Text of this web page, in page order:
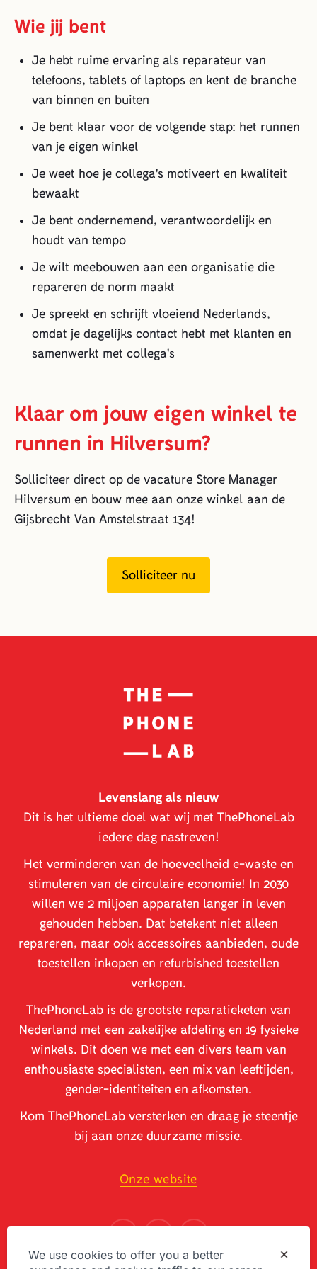
Wie jij bent
Je hebt ruime ervaring als reparateur van
telefoons, tablets of laptops en kent de branche
van binnen en buiten
Je bent klaar voor de volgende stap: het runnen
van je eigen winkel
Je weet hoe je collega's motiveert en kwaliteit
bewaakt
Je bent ondernemend, verantwoordelijk en
houdt van tempo
Je wilt meebouwen aan een organisatie die
repareren de norm maakt
Je spreekt en schrijft vloeiend Nederlands,
omdat je dagelijks contact hebt met klanten en
samenwerkt met collega's
Klaar om jouw eigen winkel te
runnen in Hilversum?
Solliciteer direct op de vacature Store Manager
Hilversum en bouw mee aan onze winkel aan de
Gijsbrecht Van Amstelstraat 134!
Solliciteer nu
Levenslang als nieuw
Dit is het ultieme doel wat wij met ThePhoneLab
iedere dag nastreven!
Het verminderen van de hoeveelheid e-waste en
stimuleren van de circulaire economie! In 2030
willen we 2 miljoen apparaten langer in leven
gehouden hebben. Dat betekent niet alleen
repareren, maar ook accessoires aanbieden, oude
toestellen inkopen en refurbished toestellen
verkopen.
ThePhoneLab is de grootste reparatieketen van
Nederland met een zakelijke afdeling en 19 fysieke
winkels. Dit doen we met een divers team van
enthousiaste specialisten, een mix van leeftijden,
gender-identiteiten en afkomsten.
Kom ThePhoneLab versterken en draag je steentje
bij aan onze duurzame missie.
Onze website
We use cookies to offer you a better